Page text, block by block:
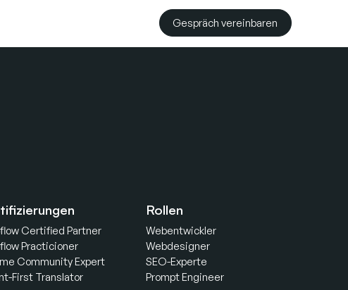
Gespräch vereinbaren
Certified Partner
Practicioner
Community Expert
First Translator
Rollen
Webentwickler
Webdesigner
SEO-Experte
Prompt Engineer